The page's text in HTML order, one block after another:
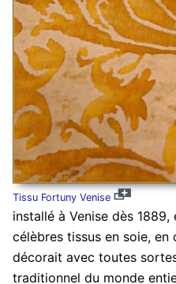
Tissu Fortuny Venise
installé à Venise dès
célèbres tissus en soie,
décorait avec toutes
traditionnel du monde